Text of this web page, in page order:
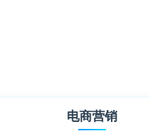
电商营销